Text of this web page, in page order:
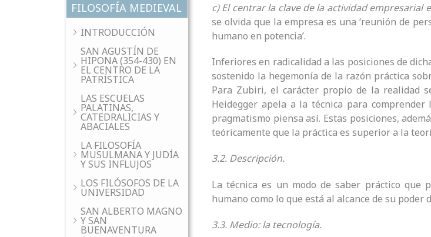
FILOSOFÍA MEDIEVAL
INTRODUCCIÓN
SAN AGUSTÍN DE
HIPONA (354-430) EN
EL CENTRO DE LA
PATRÍSTICA
LAS ESCUELAS
PALATINAS,
CATEDRALICIAS Y
ABACIALES
LA FILOSOFÍA
MUSULMANA Y JUDÍA
Y SUS INFLUJOS
LOS FILÓSOFOS DE LA
UNIVERSIDAD
SAN ALBERTO MAGNO
Y SAN
BUENAVENTURA
c) El centrar la clave de la actividad empresarial
se olvida que la empresa es una ‘reunión de
humano en potencia’.
Inferiores en radicalidad a las posiciones de
sostenido la hegemonía de la razón práctica
Para Zubiri, el carácter propio de la realidad
Heidegger apela a la técnica para
pragmatismo piensa así. Estas posiciones,
teóricamente que la práctica es superior a la
3.2. Descripción.
La técnica es un modo de saber práctico que
humano como lo que está al alcance de su
3.3. Medio: la tecnología.